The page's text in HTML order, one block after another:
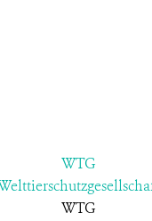
WTG
WTG